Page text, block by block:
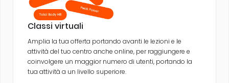
Classi virtuali
Amplia la tua offerta portando avanti le lezioni e le
attività del tuo centro anche online, per raggiungere e
coinvolgere un maggior numero di utenti, portando la
tua attività a un livello superiore.